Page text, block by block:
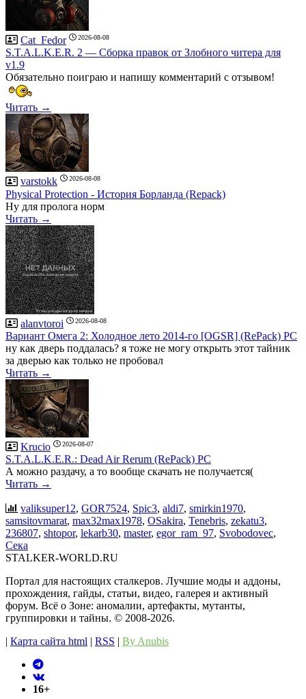
Cat_Fedor 2026-08-08
S.T.A.L.K.E.R. 2 — Сборка правок от Злобного читера для
v1.9
Обязательно поиграю и напишу комментарий с отзывом!
Читать →
varstokk 2026-08-08
Рhysical Рrotection - История Борланда (Repack)
Ну для пролога норм
Читать →
alanvtoroi 2026-08-08
Вариант Омега 2: Холодное лето 2014-го [OGSR] (RePack) PC
ну как дверь поддалась? я тоже не могу открыть этот тайник
за дверью как только не пробовал
Читать →
Krucio 2026-08-07
S.T.A.L.K.E.R.: Dead Air Rerum (RePack) PC
А можно раздачу, а то вообще скачать не получается(
Читать →
valiksuper12, GOR7524, Spic3, aldi7, smirkin1970,
samsitovmarat, max32max1978, OSakira, Tenebris, zekatu3,
236807, shtopor, lekarb30, master, egor_ram_97, Svobodovec,
Сека
STALKER-WORLD.RU
Портал для настоящих сталкеров. Лучшие моды и аддоны,
прохождения, гайды, статьи, видео, галерея и активный
форум. Всё о Зоне: аномалии, артефакты, мутанты,
группировки и тайны. ©️ 2008-2026.
| Карта сайта html | RSS | By Anubis
16+